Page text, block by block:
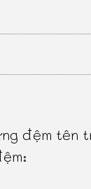
đệm tên